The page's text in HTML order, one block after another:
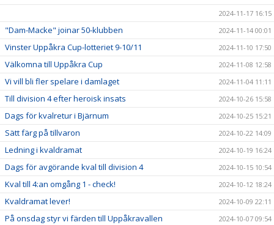
2024-11-17 16:15
"Dam-Macke" joinar 50-klubben 2024-11-14 00:01
Vinster Uppåkra Cup-lotteriet 9-10/11 2024-11-10 17:50
Välkomna till Uppåkra Cup 2024-11-08 12:58
Vi vill bli fler spelare i damlaget 2024-11-04 11:11
Till division 4 efter heroisk insats 2024-10-26 15:58
Dags för kvalretur i Bjärnum 2024-10-25 15:21
Sätt färg på tillvaron 2024-10-22 14:09
Ledning i kvaldramat 2024-10-19 16:24
Dags för avgörande kval till division 4 2024-10-15 10:54
Kval till 4:an omgång 1 - check! 2024-10-12 18:24
Kvaldramat lever! 2024-10-09 22:11
På onsdag styr vi färden till Uppåkravallen 2024-10-07 09:54